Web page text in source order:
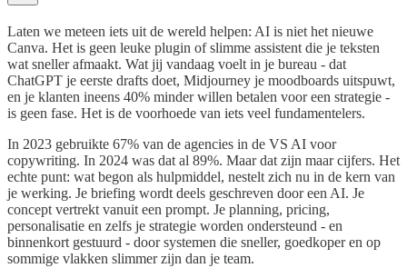
Laten we meteen iets uit de wereld helpen: AI is niet het nieuwe
Canva. Het is geen leuke plugin of slimme assistent die je teksten
wat sneller afmaakt. Wat jij vandaag voelt in je bureau - dat
ChatGPT je eerste drafts doet, Midjourney je moodboards uitspuwt,
en je klanten ineens 40% minder willen betalen voor een strategie -
is geen fase. Het is de voorhoede van iets veel fundamentelers.
In 2023 gebruikte 67% van de agencies in de VS AI voor
copywriting. In 2024 was dat al 89%. Maar dat zijn maar cijfers. Het
echte punt: wat begon als hulpmiddel, nestelt zich nu in de kern van
je werking. Je briefing wordt deels geschreven door een AI. Je
concept vertrekt vanuit een prompt. Je planning, pricing,
personalisatie en zelfs je strategie worden ondersteund - en
binnenkort gestuurd - door systemen die sneller, goedkoper en op
sommige vlakken slimmer zijn dan je team.